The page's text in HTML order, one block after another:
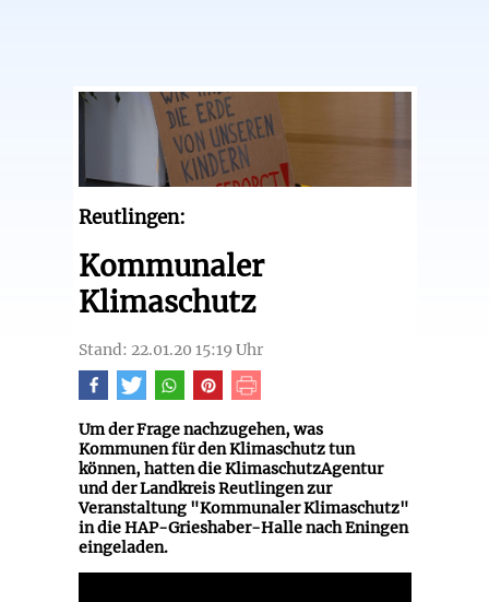
Reutlingen:
Kommunaler
Klimaschutz
Stand: 22.01.20 15:19 Uhr
Um der Frage nachzugehen, was
Kommunen für den Klimaschutz tun
können, hatten die KlimaschutzAgentur
und der Landkreis Reutlingen zur
Veranstaltung "Kommunaler Klimaschutz"
in die HAP-Grieshaber-Halle nach Eningen
eingeladen.